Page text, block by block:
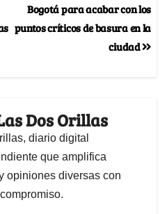
Bogotá para acabar con los
puntos críticos de basura en la
ciudad
Dos Orillas
diario digital
que amplifica
opiniones diversas con